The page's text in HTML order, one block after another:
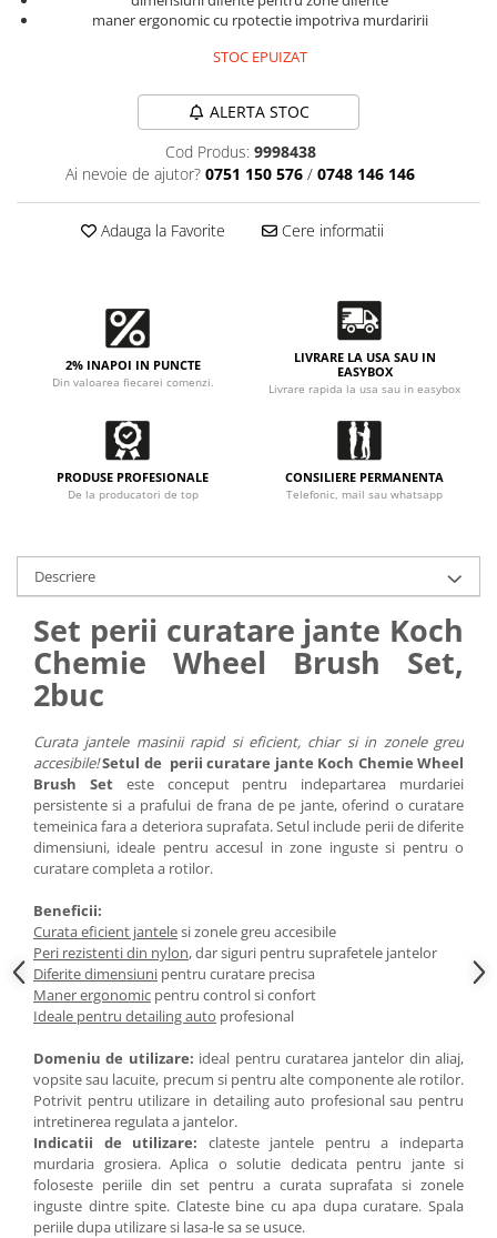
DETAILING RAPID EXTERIOR
Accesorii detailing rapid
ACCESORII EXTERIOR
CONSUMABILE AUTO
maner ergonomic cu rpotectie impotriva murdaririi
STOC EPUIZAT
ALERTA STOC
Cod Produs: 9998438
Ai nevoie de ajutor? 0751 150 576 / 0748 146 146
Adauga la Favorite Cere informatii
2% INAPOI IN PUNCTE
Din valoarea fiecarei comenzi.
LIVRARE LA USA SAU IN
EASYBOX
Livrare rapida la usa sau in easybox
PRODUSE PROFESIONALE
De la producatori de top
CONSILIERE PERMANENTA
Telefonic, mail sau whatsapp
Descriere
Set perii curatare jante Koch
Chemie Wheel Brush Set,
2buc
Curata jantele masinii rapid si eficient, chiar si in zonele greu
accesibile!Setul de perii curatare jante Koch Chemie Wheel
Brush Seteste conceput pentru indepartarea murdariei
persistente si a prafului de frana de pe jante, oferind o curatare
temeinica fara a deteriora suprafata. Setul include perii de diferite
dimensiuni, ideale pentru accesul in zone inguste si pentru o
curatare completa a rotilor.
Beneficii:
Curata eficient jantelesi zonele greu accesibile
Peri rezistenti din nylon, dar siguri pentru suprafetele jantelor
Diferite dimensiuni pentru curatare precisa
Maner ergonomic pentru control si confort
Ideale pentru detailing auto profesional
Domeniu de utilizare: ideal pentru curatarea jantelor din aliaj,
vopsite sau lacuite, precum si pentru alte componente ale rotilor.
Potrivit pentru utilizare in detailing auto profesional sau pentru
intretinerea regulata a jantelor.
Indicatii de utilizare: clateste jantele pentru a indeparta
murdaria grosiera. Aplica o solutie dedicata pentru jante si
foloseste periile din set pentru a curata suprafata si zonele
inguste dintre spite. Clateste bine cu apa dupa curatare. Spala
periile dupa utilizare si lasa-le sa se usuce.